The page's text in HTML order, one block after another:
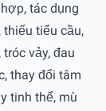
tác dụng
thiếu tiểu cầu,
vảy, đau
thay đổi tâm
tinh thể, mù